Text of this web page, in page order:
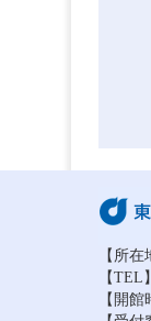
【所
【TEL
【開